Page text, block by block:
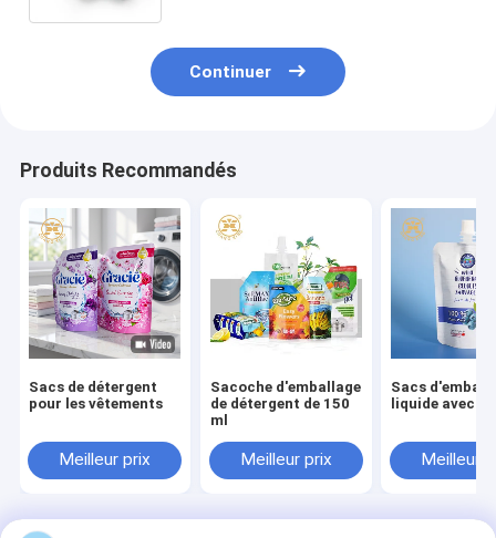
Continuer
Produits Recommandés
Sacs de détergent
pour les vêtements
Meilleur prix
Sacoche d'emballage
de détergent de 150
ml
Meilleur prix
Sacs
liquide avec
Meilleur